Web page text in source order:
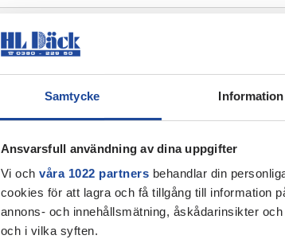
Samtycke Information
Ansvarsfull användning av dina uppgifter
Vi och våra 1022 partners behandlar din
cookies för att lagra och få tillgång till information
annons- och innehållsmätning, åskådarinsikter
och i vilka syften.
145D/142E
Radial 70-profil